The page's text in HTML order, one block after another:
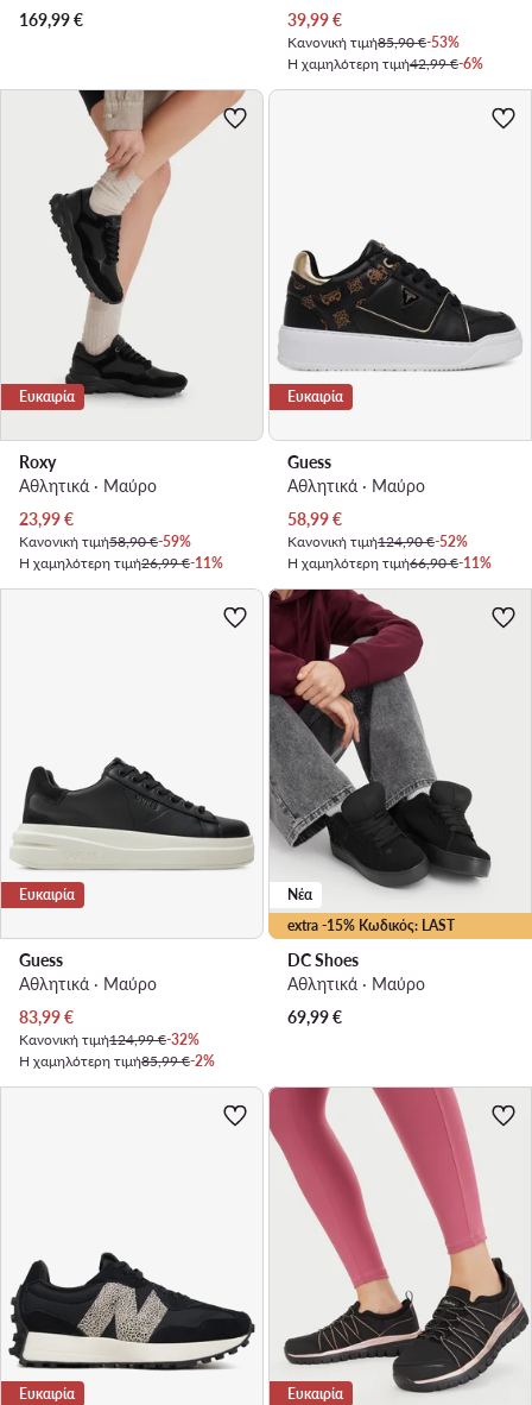
169,99€ Τρέχουσα τιμή
39,99€
Κανονική τιμή85,90 €-53%
Η χαμηλότερη τιμή42,99 €-6%
Ευκαιρία
Roxy
Αθλητικά · Μαύρο
Τρέχουσα τιμή
23,99€
Κανονική τιμή58,90 €-59%
Η χαμηλότερη τιμή26,99 €-11%
Ευκαιρία
Guess
Αθλητικά · Μαύρο
Τρέχουσα τιμή
58,99€
Κανονική τιμή124,90 €-52%
Η χαμηλότερη τιμή66,90 €-11%
Ευκαιρία
Guess
Αθλητικά · Μαύρο
Τρέχουσα τιμή
83,99€
Κανονική τιμή124,99 €-32%
Η χαμηλότερη τιμή85,99 €-2%
extra -15% Κωδικός: LAST
Νέα
DC Shoes
Αθλητικά · Μαύρο
69,99€
Ευκαιρία Ευκαιρία